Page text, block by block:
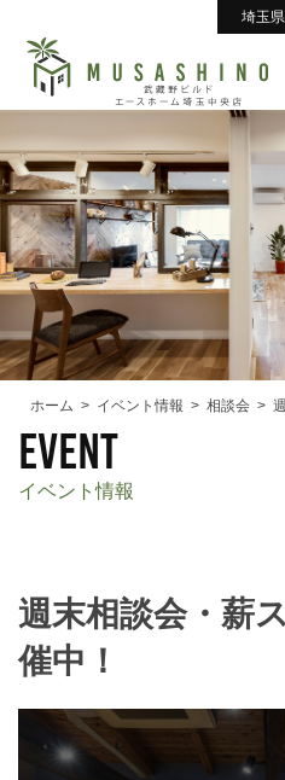
埼玉
ホーム イベント情報 相談会
event
イベント情報
週末相談会・薪
催中！